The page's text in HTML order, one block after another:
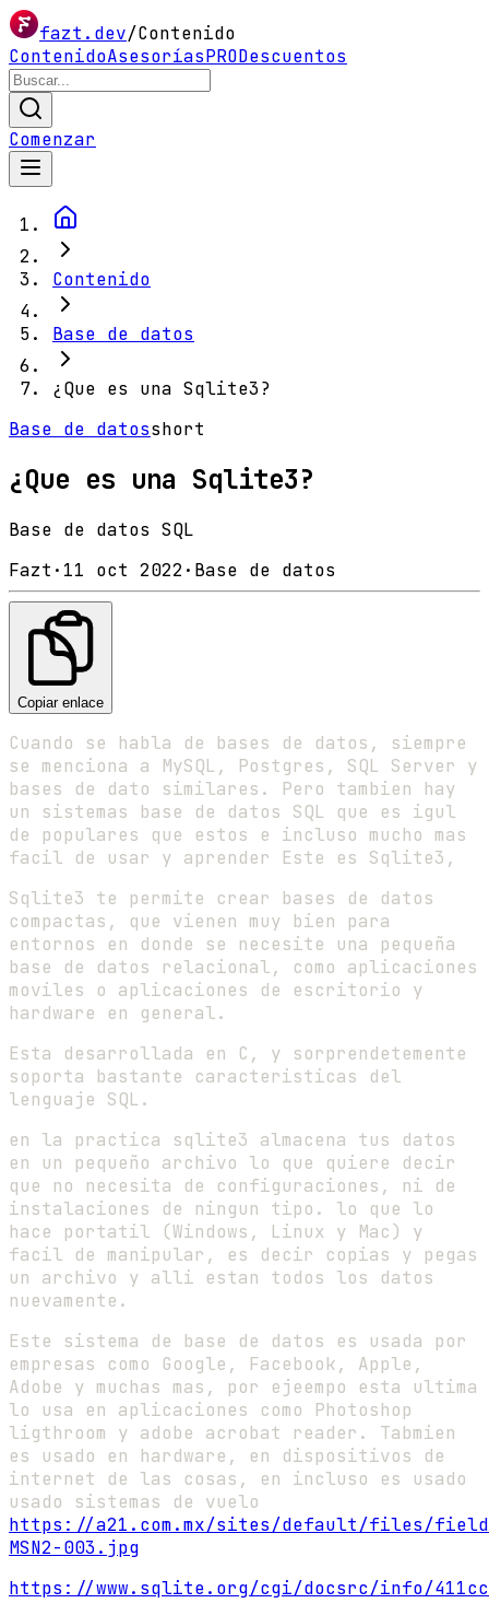
fazt.dev/Contenido
ContenidoAsesoríasPRODescuentos
Comenzar
Contenido
Base de datos
¿Que es una Sqlite3?
Base de datosshort
¿Que es una Sqlite3?
Base de datos SQL
Fazt · 11 oct 2022 · Base de datos
Copiar enlace
Cuando se habla de bases de datos, siempre
se menciona a MySQL, Postgres, SQL Server y
bases de dato similares. Pero tambien hay
un sistemas base de datos SQL que es igul
de populares que estos e incluso mucho mas
facil de usar y aprender Este es Sqlite3,
Sqlite3 te permite crear bases de datos
compactas, que vienen muy bien para
entornos en donde se necesite una pequeña
base de datos relacional, como aplicaciones
moviles o aplicaciones de escritorio y
hardware en general.
Esta desarrollada en C, y sorprendetemente
soporta bastante caracteristicas del
lenguaje SQL.
en la practica sqlite3 almacena tus datos
en un pequeño archivo lo que quiere decir
que no necesita de configuraciones, ni de
instalaciones de ningun tipo. lo que lo
hace portatil (Windows, Linux y Mac) y
facil de manipular, es decir copias y pegas
un archivo y alli estan todos los datos
nuevamente.
Este sistema de base de datos es usada por
empresas como Google, Facebook, Apple,
Adobe y muchas mas, por ejeempo esta ultima
lo usa en aplicaciones como Photoshop
ligthroom y adobe acrobat reader. Tabmien
es usado en hardware, en dispositivos de
internet de las cosas, en incluso es usado
usado sistemas de vuelo
https://a21.com.mx/sites/default/files/field/
MSN2-003.jpg
https://www.sqlite.org/cgi/docsrc/info/